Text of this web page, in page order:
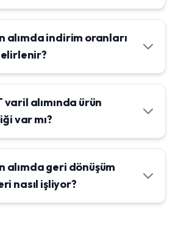
alımda indirim oranları
varil alımında ürün
var mı?
alımda geri dönüşüm
nasıl işliyor?